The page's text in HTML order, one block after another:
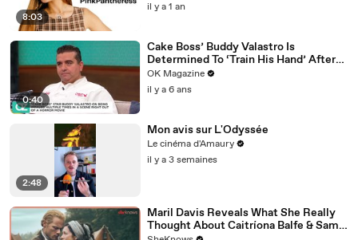
8:03
il y a 1 an
0:40
Cake Boss’ Buddy Valastro Is
Determined To ‘Train His Hand’ After
Accident: Watch
OK Magazine
il y a 6 ans
2:48
Mon avis sur L'Odyssée
Le cinéma d'Amaury
il y a 3 semaines
Maril Davis Reveals What She Really
Thought About Caitríona Balfe & Sam